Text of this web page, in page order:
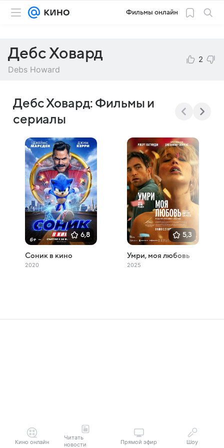
Фильмы онлайн
Дебс Ховард
Debs Howard
2
Дебс Ховард: Фильмы и
сериалы
6,8
Соник в кино
2020
5,3
Умри, моя любовь
2025
Кино онлайн
Читать
новости
Прямой эфир Шоу